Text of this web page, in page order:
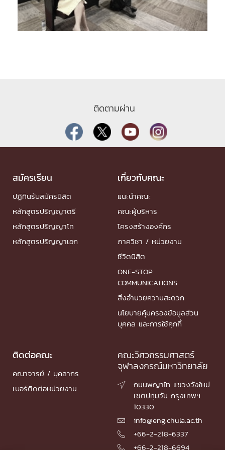
ติดตามผ่าน
สมัครเรียน
ปฏิทินรับสมัครนิสิต
หลักสูตรปริญญาตรี
หลักสูตรปริญญาโท
หลักสูตรปริญญาเอก
เกี่ยวกับคณะ
แนะนำคณะ
คณะผู้บริหาร
โครงสร้างองค์กร
ภาควิชา / หน่วยงาน
ชีวิตนิสิต
ONE-STOP
COMMUNICATIONS
สิ่งอำนวยความสะดวก
นโยบายคุ้มครองข้อมูลส่วน
บุคคล และการใช้คุกกี้
ติดต่อคณะ
คณาจารย์ / บุคลากร
เบอร์ติดต่อหน่วยงาน
คณะวิศวกรรมศาสตร์
จุฬาลงกรณ์มหาวิทยาลัย

ถนนพญาไท แขวงวังใหม่
เขตปทุมวัน กรุงเทพฯ
10330
 info@eng.chula.ac.th
 +66-2-218-6337
 +66-2-218-6694